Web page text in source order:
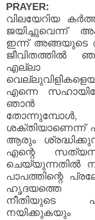
PRAYER:
വിലയേറിയ
ജയിച്ചുവെന്ന്
ഇന്ന് അങ്ങയുടെ
ജീവിതത്തിൽ
എല്ലാ
എന്നെ
ഞാൻ
ശക്തിയാണെന്ന്
ആരും
എന്റെ
ചെയ്യുന്നതിൽ
പാപത്തിന്റെ
ഹൃദയത്തെ
നീതിയുടെ